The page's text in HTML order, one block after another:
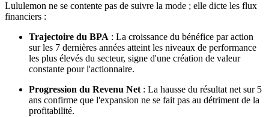
Lululemon ne se contente pas de suivre la mode ; elle dicte les flux
financiers :
Trajectoire du BPA : La croissance du bénéfice par action
sur les 7 dernières années atteint les niveaux de performance
les plus élevés du secteur, signe d'une création de valeur
constante pour l'actionnaire.
Progression du Revenu Net : La hausse du résultat net sur 5
ans confirme que l'expansion ne se fait pas au détriment de la
profitabilité.